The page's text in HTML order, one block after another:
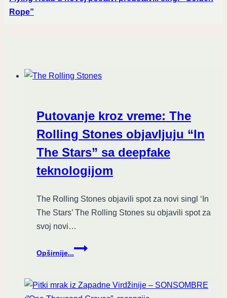
Rope”
Putovanje kroz vreme: The
Rolling Stones objavljuju “In
The Stars” sa deepfake
teknologijom
The Rolling Stones objavili spot za novi singl ‘In
The Stars’ The Rolling Stones su objavili spot za
svoj novi…
Opširnije...
Putovanje
kroz
The